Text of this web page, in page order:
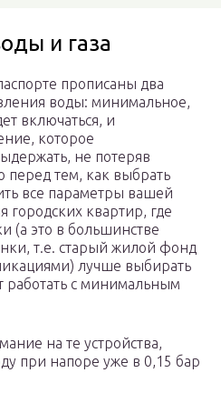
и газа
прописаны два
воды: минимальное,
включаться, и
которое
не потеряв
перед тем, как выбрать
все параметры вашей
городских квартир, где
(а это в большинстве
т.е. старый жилой фонд
лучше выбирать
работать с минимальным
на те устройства,
при напоре уже в 0,15 бар